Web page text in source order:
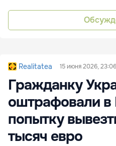
Realitatea 15 июня 2026, 23:06
Гражданку
оштрафовали в
попытку
тысяч евро